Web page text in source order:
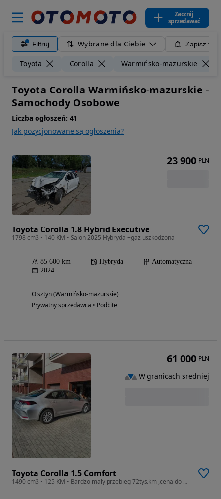
Zacznij
sprzedawać
Filtruj Wybrane dla Ciebie Zapisz
Toyota Corolla Warmińsko-mazurskie
Toyota Corolla Warmińsko-mazurskie -
Samochody Osobowe
Liczba ogłoszeń: 41
Jak pozycjonowane są ogłoszenia?
Toyota Corolla 1.8 Hybrid Executive
1798 cm3 • 140 KM • Salon 2025 Hybryda +gaz uszkodzona
85 600 km Hybryda
Automatyczna
2024
Olsztyn (Warmińsko-mazurskie)
Prywatny sprzedawca • Podbite
23 900 PLN
Toyota Corolla 1.5 Comfort
1490 cm3 • 125 KM • Bardzo mały przebieg 72tys.km ,cena do uzgodnienia.
61 000 PLN
W granicach średniej